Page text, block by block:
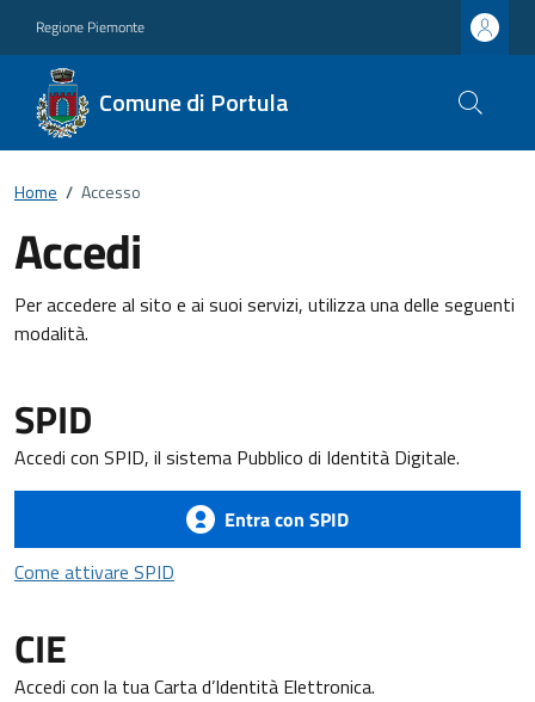
Regione Piemonte
Comune di Portula
Home / Accesso
Accedi
Per accedere al sito e ai suoi servizi, utilizza una delle seguenti
modalità.
SPID
Accedi con SPID, il sistema Pubblico di Identità Digitale.
Entra con SPID
Come attivare SPID
CIE
Accedi con la tua Carta d’Identità Elettronica.